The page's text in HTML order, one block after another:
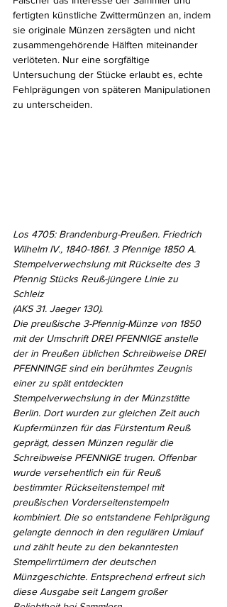
fertigten künstliche Zwittermünzen an, indem
sie originale Münzen zersägten und nicht
zusammengehörende Hälften miteinander
verlöteten. Nur eine sorgfältige
Untersuchung der Stücke erlaubt es, echte
Fehlprägungen von späteren Manipulationen
zu unterscheiden.
Los 4705: Brandenburg-Preußen. Friedrich
Wilhelm IV., 1840-1861. 3 Pfennige 1850 A.
Stempelverwechslung mit Rückseite des 3
Pfennig Stücks Reuß-jüngere Linie zu
Schleiz
(AKS 31. Jaeger 130).
Die preußische 3-Pfennig-Münze von 1850
mit der Umschrift DREI PFENNIGE anstelle
der in Preußen üblichen Schreibweise DREI
PFENNINGE sind ein berühmtes Zeugnis
einer zu spät entdeckten
Stempelverwechslung in der Münzstätte
Berlin. Dort wurden zur gleichen Zeit auch
Kupfermünzen für das Fürstentum Reuß
geprägt, dessen Münzen regulär die
Schreibweise PFENNIGE trugen. Offenbar
wurde versehentlich ein für Reuß
bestimmter Rückseitenstempel mit
preußischen Vorderseitenstempeln
kombiniert. Die so entstandene Fehlprägung
gelangte dennoch in den regulären Umlauf
und zählt heute zu den bekanntesten
Stempelirrtümern der deutschen
Münzgeschichte. Entsprechend erfreut sich
diese Ausgabe seit Langem großer